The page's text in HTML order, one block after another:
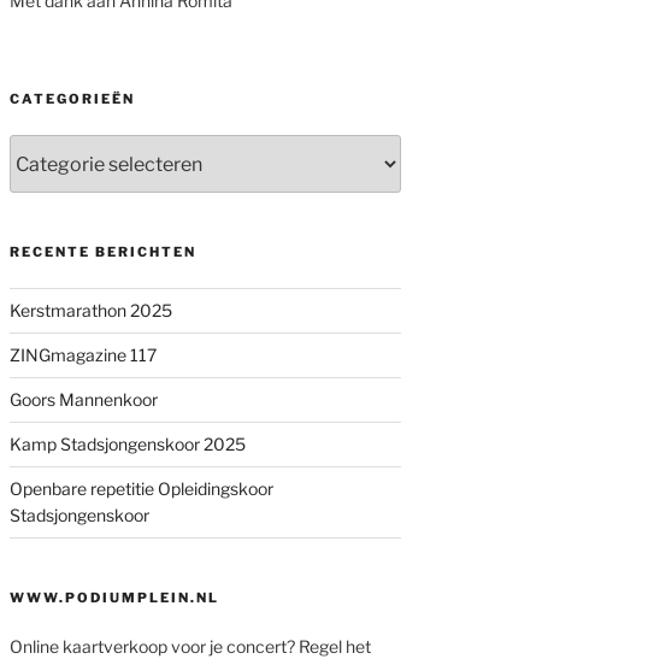
CATEGORIEËN
RECENTE BERICHTEN
Kerstmarathon 2025
ZINGmagazine 117
Goors Mannenkoor
Kamp Stadsjongenskoor 2025
Openbare repetitie Opleidingskoor
Stadsjongenskoor
WWW.PODIUMPLEIN.NL
Online kaartverkoop voor je concert? Regel het